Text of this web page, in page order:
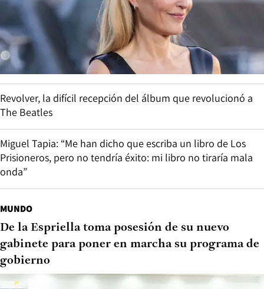
Revolver, la difícil recepción del álbum que revolucionó a
The Beatles
Miguel Tapia: “Me han dicho que escriba un libro de Los
Prisioneros, pero no tendría éxito: mi libro no tiraría mala
onda”
MUNDO
De la Espriella toma posesión de su nuevo
gabinete para poner en marcha su programa de
gobierno